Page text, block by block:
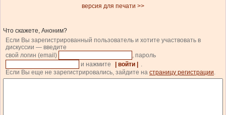
версия для печати >>
Что скажете, Аноним?
Если Вы зарегистрированный пользователь и хотите участвовать в
дискуссии — введите
свой логин (email)
, пароль
и нажмите
| войти |
.
Если Вы еще не зарегистрировались, зайдите на страницу регистрации.